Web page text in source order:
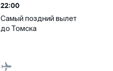
22:00
Самый поздний вылет
до Томска